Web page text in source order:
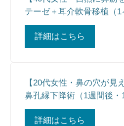
テーゼ＋耳介軟骨移植（1
詳細はこちら
【20代女性・鼻の穴が見
鼻孔縁下降術（1週間後・
詳細はこちら